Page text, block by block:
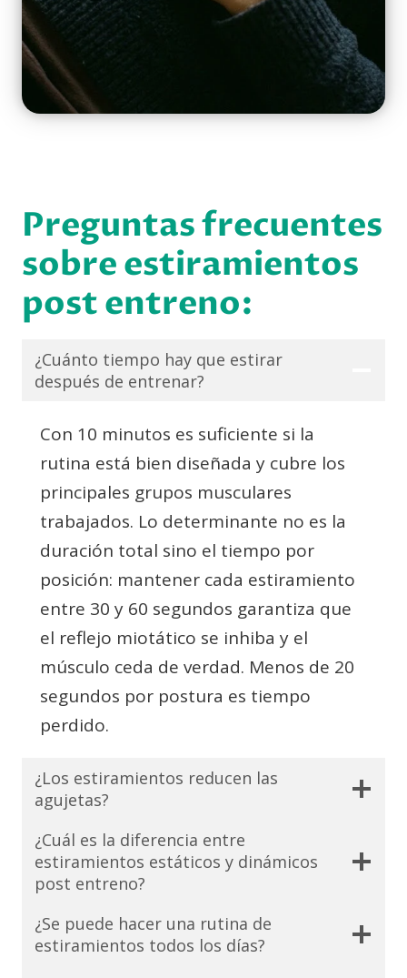
Preguntas frecuentes
sobre estiramientos
post entreno:
¿Cuánto tiempo hay que estirar
después de entrenar?
Con 10 minutos es suficiente si la
rutina está bien diseñada y cubre los
principales grupos musculares
trabajados. Lo determinante no es la
duración total sino el tiempo por
posición: mantener cada estiramiento
entre 30 y 60 segundos garantiza que
el reflejo miotático se inhiba y el
músculo ceda de verdad. Menos de 20
segundos por postura es tiempo
perdido.
¿Los estiramientos reducen las
agujetas?
¿Cuál es la diferencia entre
estiramientos estáticos y dinámicos
post entreno?
¿Se puede hacer una rutina de
estiramientos todos los días?